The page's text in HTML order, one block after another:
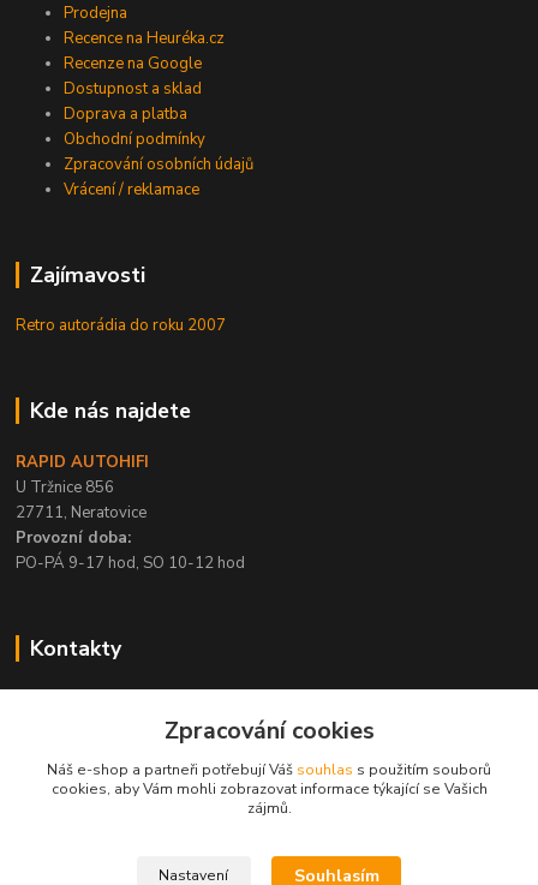
Prodejna
Recence na Heuréka.cz
Recenze na Google
Dostupnost a sklad
Doprava a platba
Obchodní podmínky
Zpracování osobních údajů
Vrácení / reklamace
Zajímavosti
Retro autorádia do roku 2007
Kde nás najdete
RAPID AUTOHIFI
U Tržnice 856
27711, Neratovice
Provozní doba:
PO-PÁ 9-17 hod, SO 10-12 hod
Kontakty
PO-PÁ / 9-17 hod, SO 10-12 hod
info@rapid-autohifi.com
Zpracování cookies
Náš e-shop a partneři potřebují Váš souhlas s použitím souborů
cookies, aby Vám mohli zobrazovat informace týkající se Vašich
zájmů.
Nastavení Souhlasím